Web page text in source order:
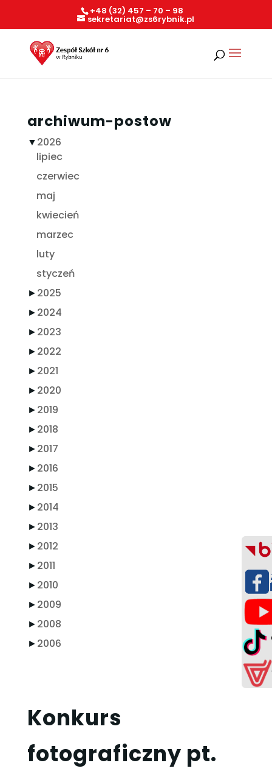
+48 (32) 457 – 70 – 98
sekretariat@zs6rybnik.pl
archiwum-postow
▼2026
lipiec
czerwiec
maj
kwiecień
marzec
luty
styczeń
►2025
►2024
►2023
►2022
►2021
►2020
►2019
►2018
►2017
►2016
►2015
►2014
►2013
►2012
►2011
►2010
►2009
►2008
►2006
Konkurs
fotograficzny pt.